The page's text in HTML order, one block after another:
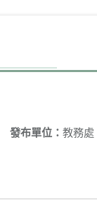
發布單位： 教務處